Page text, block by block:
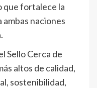
que fortalece la
naciones
Sello Cerca de
altos de calidad,
sostenibilidad,